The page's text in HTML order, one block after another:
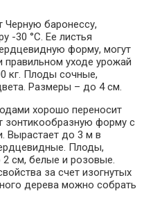
баронессу,
-30 °С. Ее листья
форму, могут
уходе урожай
кг. Плоды сочные,
Размеры – до 4 см.
хорошо переносит
зонтикообразную форму с
Вырастает до 3 м в
Плоды,
см, белые и розовые.
за счет изогнутых
дерева можно собрать